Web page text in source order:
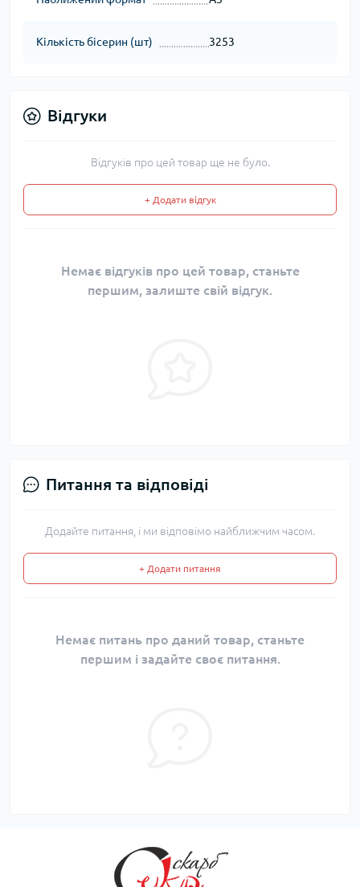
Кількість бісерин (шт) 3253
Відгуки
Відгуків про цей товар ще не було.
+ Додати відгук
Немає відгуків про цей товар, станьте
першим, залиште свій відгук.
Питання та відповіді
Додайте питання, і ми відповімо найближчим часом.
+ Додати питання
Немає питань про даний товар, станьте
першим і задайте своє питання.